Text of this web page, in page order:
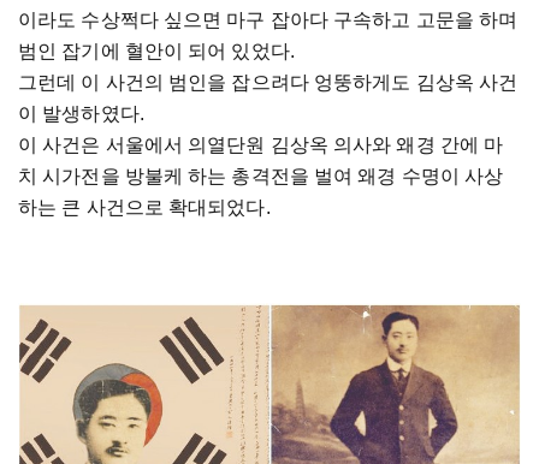
이라도 수상쩍다 싶으면 마구 잡아다 구속하고 고문을 하며
범인 잡기에 혈안이 되어 있었다.
그런데 이 사건의 범인을 잡으려다 엉뚱하게도 김상옥 사건
이 발생하였다.
이 사건은 서울에서 의열단원 김상옥 의사와 왜경 간에 마
치 시가전을 방불케 하는 총격전을 벌여 왜경 수명이 사상
하는 큰 사건으로 확대되었다.